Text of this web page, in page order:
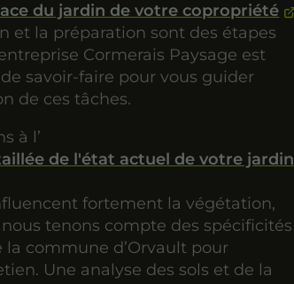
du jardin de votre copropriété
et la préparation sont des étapes
Cormerais Paysage est
savoir-faire pour vous guider
de ces tâches.
à l’
de l'état actuel de votre jardin
fortement la végétation,
nous tenons compte des spécificités
commune d’Orvault pour
Une analyse des sols et de la